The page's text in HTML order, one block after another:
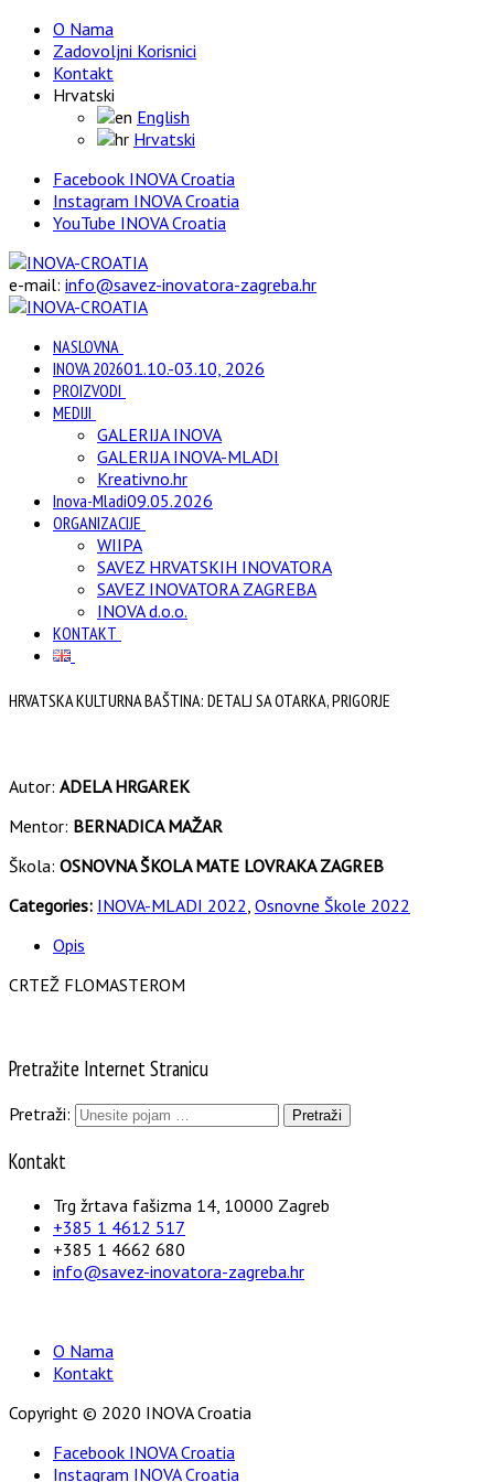
O Nama
Zadovoljni Korisnici
Kontakt
Hrvatski
English
Hrvatski
Facebook INOVA Croatia
Instagram INOVA Croatia
YouTube INOVA Croatia
e-mail: info@savez-inovatora-zagreba.hr
NASLOVNA
INOVA 202601.10.-03.10, 2026
PROIZVODI
MEDIJI
GALERIJA INOVA
GALERIJA INOVA-MLADI
Kreativno.hr
Inova-Mladi09.05.2026
ORGANIZACIJE
WIIPA
SAVEZ HRVATSKIH INOVATORA
SAVEZ INOVATORA ZAGREBA
INOVA d.o.o.
KONTAKT
HRVATSKA KULTURNA BAŠTINA: DETALJ SA OTARKA, PRIGORJE
Autor: ADELA HRGAREK
Mentor: BERNADICA MAŽAR
Škola: OSNOVNA ŠKOLA MATE LOVRAKA ZAGREB
Categories: INOVA-MLADI 2022 Osnovne Škole 2022
Opis
CRTEŽ FLOMASTEROM
Pretražite Internet Stranicu
Pretraži:
Kontakt
Trg žrtava fašizma 14, 10000 Zagreb
+385 1 4612 517
+385 1 4662 680
info@savez-inovatora-zagreba.hr
O Nama
Kontakt
Copyright © 2020 INOVA Croatia
Facebook INOVA Croatia
Instagram INOVA Croatia